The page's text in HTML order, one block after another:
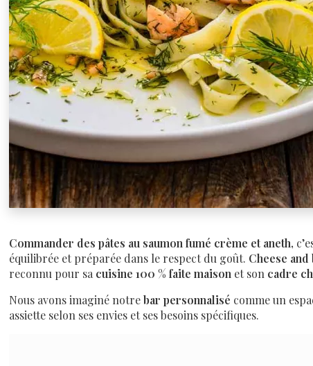
Commander des pâtes au saumon fumé crème et aneth,
équilibrée et préparée dans le respect du goût. Cheese
reconnu pour sa cuisine 100 % faite maison et son cadre
Nous avons imaginé notrebar personnalisé comme un
assiette selon ses envies et ses besoins spécifiques.